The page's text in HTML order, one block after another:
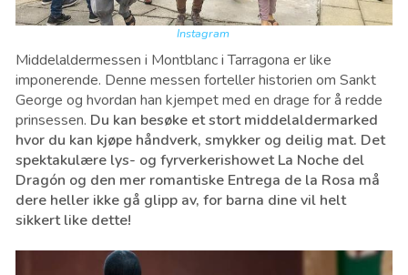
Instagram
Middelaldermessen i Montblanc i Tarragona er like
imponerende. Denne messen forteller historien om Sankt
George og hvordan han kjempet med en drage for å redde
prinsessen. Du kan besøke et stort middelaldermarked
hvor du kan kjøpe håndverk, smykker og deilig mat. Det
spektakulære lys- og fyrverkerishowet La Noche del
Dragón og den mer romantiske Entrega de la Rosa må
dere heller ikke gå glipp av, for barna dine vil helt
sikkert like dette!